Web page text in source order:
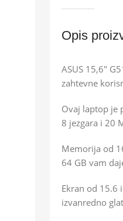
Opis
ASUS 15,6″
zahtevne
Ovaj laptop je
8 jezgara i 20
Memorija od
64 GB vam
Ekran od 15.6
izvanredno